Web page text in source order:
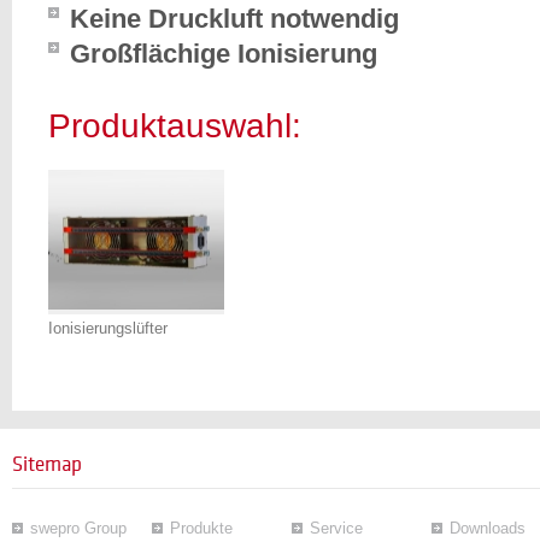
Keine Druckluft notwendig
Großflächige Ionisierung
Produktauswahl:
Ionisierungslüfter
Sitemap
swepro Group Produkte Service Downloads